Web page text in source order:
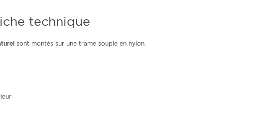
technique
sont montés sur une trame souple en nylon.